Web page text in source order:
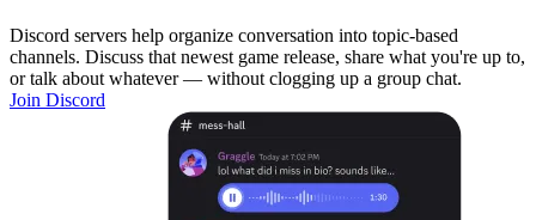
Discord servers help organize conversation into topic-based
channels. Discuss that newest game release, share what you're up to,
or talk about whatever — without clogging up a group chat.
Join Discord